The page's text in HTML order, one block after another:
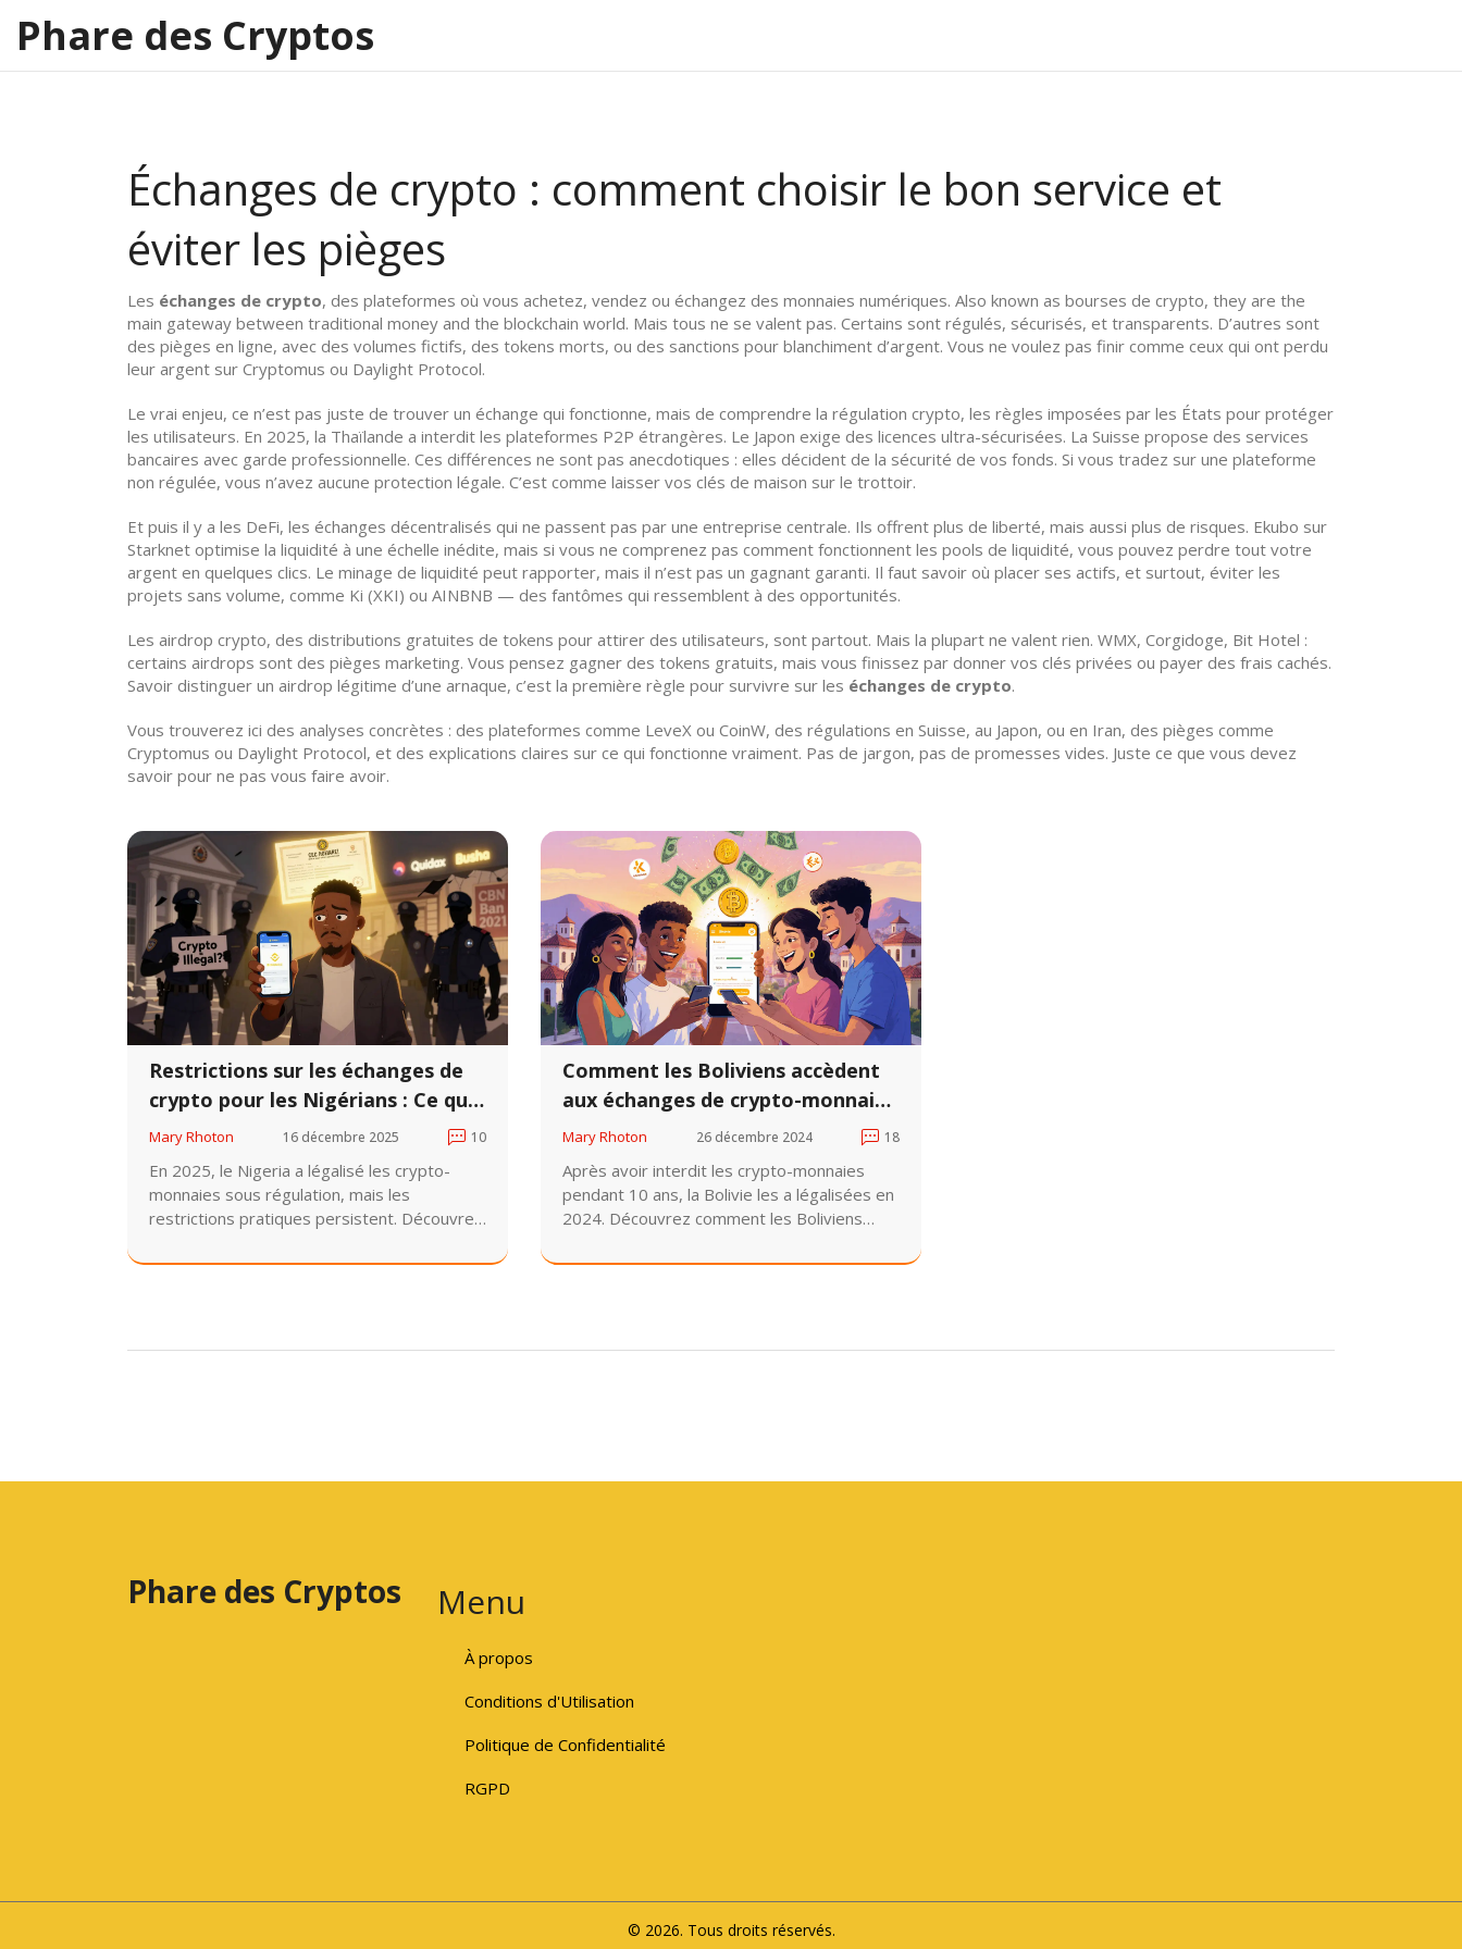
Phare des Cryptos
Échanges de crypto : comment choisir le bon service et
éviter les pièges
Les échanges de crypto, des plateformes où vous achetez, vendez ou échangez des monnaies numériques. Also known as bourses de crypto, they are the
main gateway between traditional money and the blockchain world. Mais tous ne se valent pas. Certains sont régulés, sécurisés, et transparents. D’autres sont
des pièges en ligne, avec des volumes fictifs, des tokens morts, ou des sanctions pour blanchiment d’argent. Vous ne voulez pas finir comme ceux qui ont perdu
leur argent sur Cryptomus ou Daylight Protocol.
Le vrai enjeu, ce n’est pas juste de trouver un échange qui fonctionne, mais de comprendre la régulation crypto, les règles imposées par les États pour protéger
les utilisateurs. En 2025, la Thaïlande a interdit les plateformes P2P étrangères. Le Japon exige des licences ultra-sécurisées. La Suisse propose des services
bancaires avec garde professionnelle. Ces différences ne sont pas anecdotiques : elles décident de la sécurité de vos fonds. Si vous tradez sur une plateforme
non régulée, vous n’avez aucune protection légale. C’est comme laisser vos clés de maison sur le trottoir.
Et puis il y a les DeFi, les échanges décentralisés qui ne passent pas par une entreprise centrale. Ils offrent plus de liberté, mais aussi plus de risques. Ekubo sur
Starknet optimise la liquidité à une échelle inédite, mais si vous ne comprenez pas comment fonctionnent les pools de liquidité, vous pouvez perdre tout votre
argent en quelques clics. Le minage de liquidité peut rapporter, mais il n’est pas un gagnant garanti. Il faut savoir où placer ses actifs, et surtout, éviter les
projets sans volume, comme Ki (XKI) ou AINBNB — des fantômes qui ressemblent à des opportunités.
Les airdrop crypto, des distributions gratuites de tokens pour attirer des utilisateurs, sont partout. Mais la plupart ne valent rien. WMX, Corgidoge, Bit Hotel :
certains airdrops sont des pièges marketing. Vous pensez gagner des tokens gratuits, mais vous finissez par donner vos clés privées ou payer des frais cachés.
Savoir distinguer un airdrop légitime d’une arnaque, c’est la première règle pour survivre sur les échanges de crypto.
Vous trouverez ici des analyses concrètes : des plateformes comme LeveX ou CoinW, des régulations en Suisse, au Japon, ou en Iran, des pièges comme
Cryptomus ou Daylight Protocol, et des explications claires sur ce qui fonctionne vraiment. Pas de jargon, pas de promesses vides. Juste ce que vous devez
savoir pour ne pas vous faire avoir.
Restrictions sur les échanges de
crypto pour les Nigérians : Ce qui
a changé en 2025
Mary Rhoton 16 décembre 2025 10
En 2025, le Nigeria a légalisé les crypto-
monnaies sous régulation, mais les
restrictions pratiques persistent. Découvrez
autorisées, et comment éviter les pièges de
Comment les Boliviens accèdent
aux échanges de crypto-monnaies
après la levée de l'interdiction
Mary Rhoton 26 décembre 2024 18
Après avoir interdit les crypto-monnaies
pendant 10 ans, la Bolivie les a légalisées en
2024. Découvrez comment les Boliviens
crypto, pourquoi les stablecoins dominent,
Phare des Cryptos Menu
À propos
Conditions d'Utilisation
Politique de Confidentialité
RGPD
© 2026. Tous droits réservés.